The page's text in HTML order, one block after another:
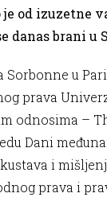
od izuzetne
danas brani u
u
prava
odnosima –
Dani
i
prava i